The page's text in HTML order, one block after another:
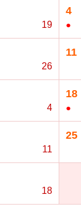
19
4
●
26
11
4
18
●
11
25
18